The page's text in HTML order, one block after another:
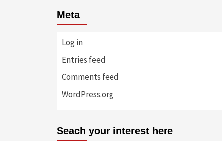
Meta
Log in
Entries feed
Comments feed
WordPress.org
Seach your interest here